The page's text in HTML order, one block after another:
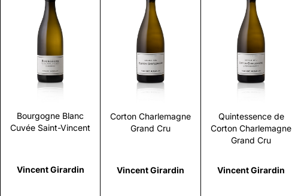
Bourgogne Blanc
Cuvée Saint-Vincent
Vincent Girardin
Scopri
Corton Charlemagne
Grand Cru
Vincent Girardin
Scopri
Quintessence de
Corton Charlemagne
Grand Cru
Vincent Girardin
Scopri